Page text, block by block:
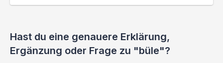
Hast du eine genauere Erklärung,
Ergänzung oder Frage zu "büle"?